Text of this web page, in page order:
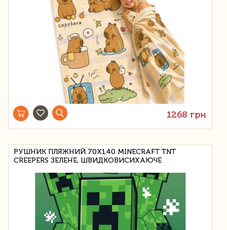
1268 грн
РУШНИК ПЛЯЖНИЙ 70X140 MINECRAFT TNT
CREEPERS ЗЕЛЕНЕ, ШВИДКОВИСИХАЮЧЕ